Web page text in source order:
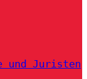
und Juristen